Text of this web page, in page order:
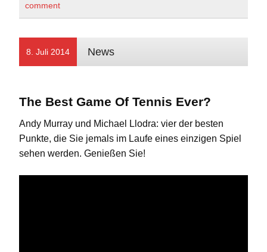
comment
8. Juli 2014 News
The Best Game Of Tennis Ever?
Andy Murray und Michael Llodra: vier der besten
Punkte, die Sie jemals im Laufe eines einzigen Spiel
sehen werden. Genießen Sie!